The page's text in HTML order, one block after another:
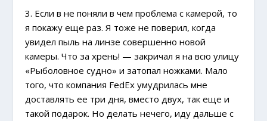
3. Если в не поняли в чем проблема с камерой, то
я покажу еще раз. Я тоже не поверил, когда
увидел пыль на линзе совершенно новой
камеры. Что за хрень! — закричал я на всю улицу
«Рыболовное судно» и затопал ножками. Мало
того, что компания FedEx умудрилась мне
доставлять ее три дня, вместо двух, так еще и
такой подарок. Но делать нечего, иду дальше с